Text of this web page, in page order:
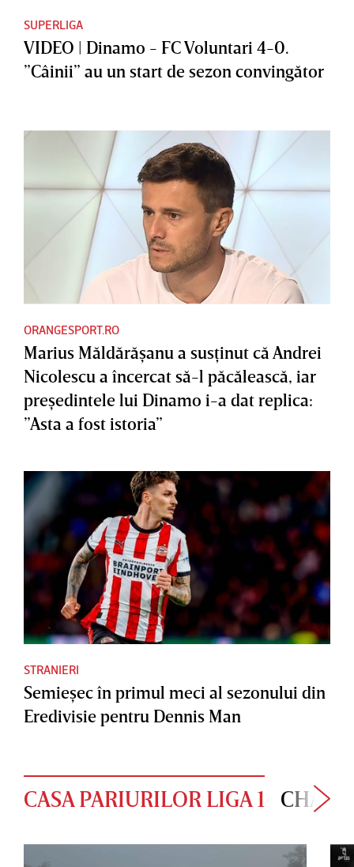
SUPERLIGA
VIDEO | Dinamo - FC Voluntari 4-0.
”Câinii” au un start de sezon convingător
ORANGESPORT.RO
Marius Măldărăşanu a susţinut că Andrei
Nicolescu a încercat să-l păcălească, iar
preşedintele lui Dinamo i-a dat replica:
”Asta a fost istoria”
STRANIERI
Semieşec în primul meci al sezonului din
Eredivisie pentru Dennis Man
CASA PARIURILOR LIGA 1